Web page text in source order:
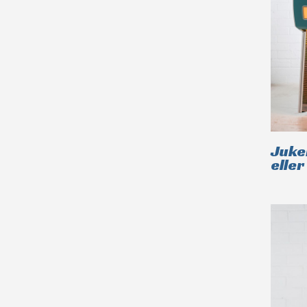
eller